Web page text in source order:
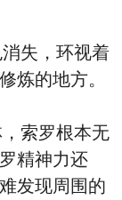
失，环视着
炼的地方。
索罗根本无
精神力还
发现周围的